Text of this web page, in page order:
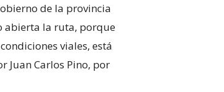
de la provincia
abierta la ruta, porque
viales, está
Juan Carlos Pino, por